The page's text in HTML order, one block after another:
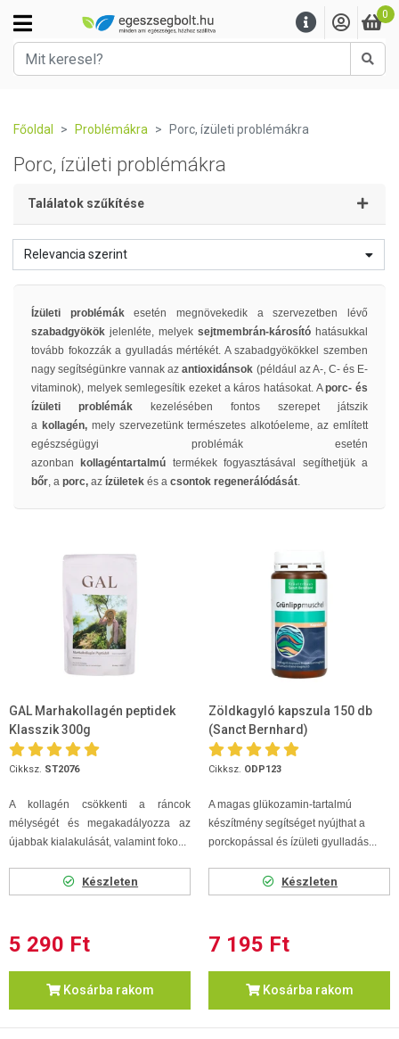
0
Főoldal Problémákra Porc, ízületi problémákra
Porc, ízületi problémákra
Találatok szűkítése
Relevancia szerint
Ízületi problémákesetén megnövekedik a szervezetben lévő
szabadgyökök jelenléte, melyek sejtmembrán-károsító hatásukkal
tovább fokozzák a gyulladás mértékét. A szabadgyökökkel szemben
nagy segítségünkre vannak azantioxidánsok (például az A-, C- és E-
vitaminok), melyek semlegesítik ezeket a káros hatásokat. Aporc- és
ízületi problémák kezelésében fontos szerepet játszik
a kollagén,mely szervezetünk természetes alkotóeleme, az említett
egészségügyi problémák esetén
azonban
kollagéntartalmú termékek fogyasztásával segíthetjük a
bőr, a porc, az ízületek és a csontok regenerálódását.
GAL Marhakollagén peptidek
Klasszik 300g
Cikksz. ST2076
A kollagén csökkenti a ráncok
mélységét és megakadályozza az
újabbak kialakulását, valamint foko...
Készleten
5 290 Ft
Kosárba rakom
Zöldkagyló kapszula 150 db
(Sanct Bernhard)
Cikksz. ODP123
A magas glükozamin-tartalmú
készítmény segítséget nyújthat a
porckopással és ízületi gyulladás...
Készleten
7 195 Ft
Kosárba rakom